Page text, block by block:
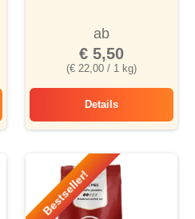
(€ 22,00 / 1 kg)
ab
€ 5,50
Details
Bestseller!